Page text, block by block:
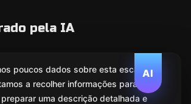
pela IA
AI
poucos dados sobre esta escape
a recolher informações para
uma descrição detalhada e